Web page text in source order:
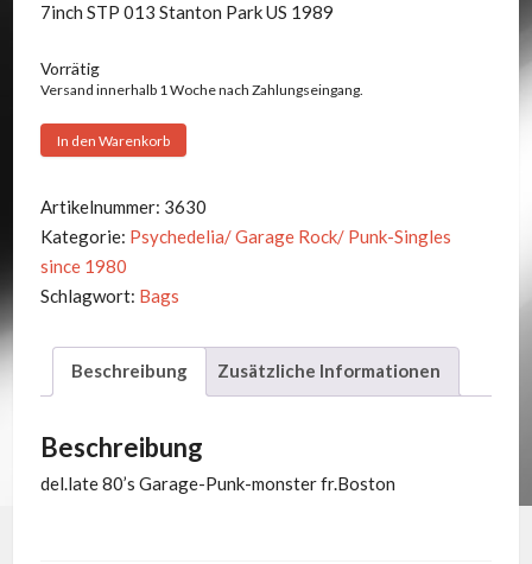
7inch STP 013 Stanton Park US 1989
Vorrätig
Versand innerhalb 1 Woche nach Zahlungseingang.
Bags
Hide
&
Seek
+1
In den Warenkorb
Artikelnummer: 3630
Kategorie: Psychedelia/ Garage Rock/ Punk-Singles
since 1980
Schlagwort: Bags
Beschreibung Zusätzliche Informationen
Beschreibung
del.late 80’s Garage-Punk-monster fr.Boston